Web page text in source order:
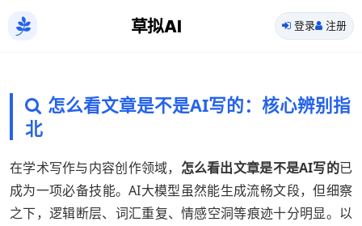
草拟AI 登录 注册
怎么看文章是不是AI写的：核心辨别指
北
在学术写作与内容创作领域， 怎么看出文章是不是AI写的已
成为一项必备技能。AI大模型虽然能生成流畅文段，但细察
之下，逻辑断层、词汇重复、情感空洞等痕迹十分明显。以